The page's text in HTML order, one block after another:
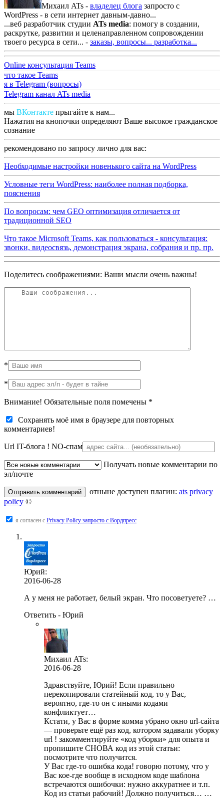
Михаил ATs - владелец блога запросто с
WordPress - в сети интернет давным-давно...
...веб разработчик студии ATs media: помогу в создании,
раскрутке, развитии и целенаправленном сопровождении
твоего ресурса в сети... - заказы, вопросы... разработка...
Online консультация Teams
что такое Teams
я в Telegram (вопросы)
Telegram канал ATs media
мы ВКонтакте прыгайте к нам...
Нажатия на кнопочки определяют Ваше высокое гражданское
сознание
рекомендовано по запросу лично для вас:
Необходимые настройки новенького сайта на WordPress
Условные теги WordPress: наиболее полная подборка,
пояснения
По вопросам: чем GEO оптимизация отличается от
традиционной SEO
Что такое Microsoft Teams, как пользоваться - консультация:
звонки, видеосвязь, демонстрация экрана, собрания и пр. пр.
Поделитесь соображениями: Ваши мысли очень важны!
*
*
Внимание! Обязательные поля помечены *
Сохранять моё имя в браузере для повторных
комментариев!
Url IT-блога ! NO-спам
Получать новые комментарии по
эл/почте
отныне доступен плагин: ats privacy
policy ©
я согласен с Privacy Policy запросто с Вордпресс
Юрий:
2016-06-28
А у меня не работает, белый экран. Что посоветуете? …
Ответить - Юрий
Михаил ATs:
2016-06-28
Здравствуйте, Юрий! Если правильно
перекопировали статейный код, то у Вас,
вероятно, где-то он с иными кодами
конфликтует…
Кстати, у Вас в форме комма убрано окно url-сайта
— проверьте ещё раз код, котором задавали уборку
url ! закомментируйте «код уборки» для опыта и
пропишите СНОВА код из этой статьи:
посмотрите что получится.
У Вас где-то ошибка кода! говорю потому, что у
Вас кое-где вообще в исходном коде шаблона
встречаются ошибочки: нужно аккуратнее и т.п.
Код из статьи рабочий! Должно получиться… …